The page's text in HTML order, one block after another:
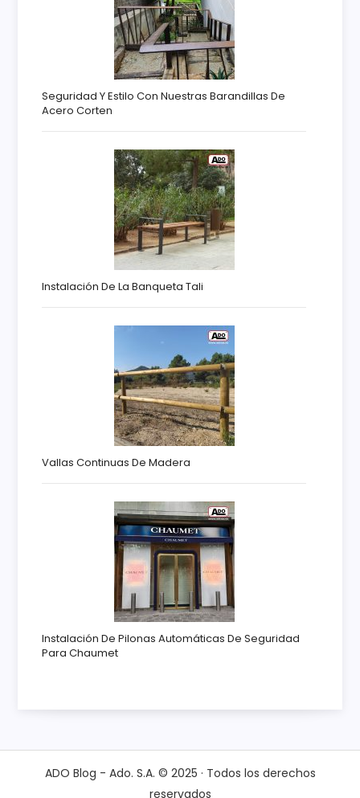
Seguridad Y Estilo Con Nuestras Barandillas De
Acero Corten
Instalación De La Banqueta Tali
Vallas Continuas De Madera
Instalación De Pilonas Automáticas De Seguridad
Para Chaumet
ADO Blog - Ado. S.A. © 2025 · Todos los derechos
reservados